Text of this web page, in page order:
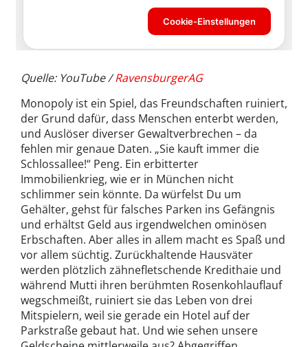
Quelle: YouTube /RavensburgerAG
Monopoly ist ein Spiel, das Freundschaften ruiniert,
der Grund dafür, dass Menschen enterbt werden,
und Auslöser diverser Gewaltverbrechen – da
fehlen mir genaue Daten. „Sie kauft immer die
Schlossallee!“ Peng. Ein erbitterter
Immobilienkrieg, wie er in München nicht
schlimmer sein könnte. Da würfelst Du um
Gehälter, gehst für falsches Parken ins Gefängnis
und erhältst Geld aus irgendwelchen ominösen
Erbschaften. Aber alles in allem macht es Spaß und
vor allem süchtig. Zurückhaltende Hausväter
werden plötzlich zähnefletschende Kredithaie und
während Mutti ihren berühmten Rosenkohlauflauf
wegschmeißt, ruiniert sie das Leben von drei
Mitspielern, weil sie gerade ein Hotel auf der
Parkstraße gebaut hat. Und wie sehen unsere